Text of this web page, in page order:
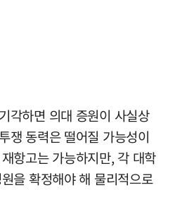
각하면 의대 증원이 사실상
쟁 동력은 떨어질 가능성이
항고는 가능하지만, 각 대학
을 확정해야 해 물리적으로